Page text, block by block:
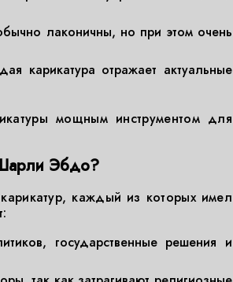
лаконичны, но при этом очень
карикатура отражает актуальные
мощным инструментом для
Шарли Эбдо?
каждый из которых имел
государственные решения и